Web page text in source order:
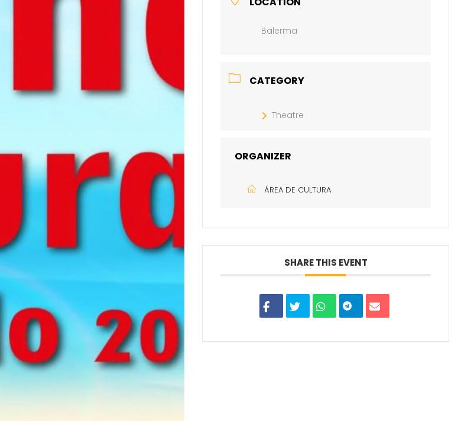
Balerma
CATEGORY
Theatre
ORGANIZER
ÁREA DE CULTURA
SHARE THIS EVENT